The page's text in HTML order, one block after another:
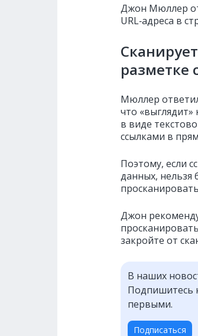
Джон Мюллер
URL‑адреса в
разметке
Мюллер
что «выглядит»
в виде
ссылками в
Поэтому, если
данных, нельзя
Джон
закройте от
В наших
Подпишитесь
первыми.
Подписаться